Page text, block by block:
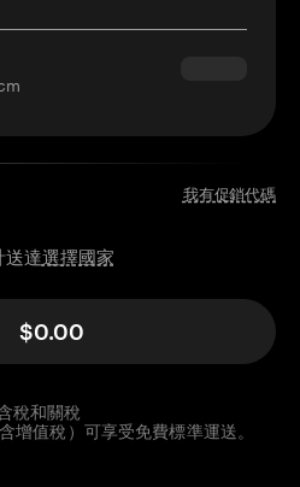
我有促銷代碼
送達選擇國家
$0.00
稅和關稅
值稅）可享受免費標準運送。